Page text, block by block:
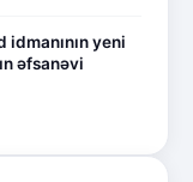
yeni
əfsanəvi